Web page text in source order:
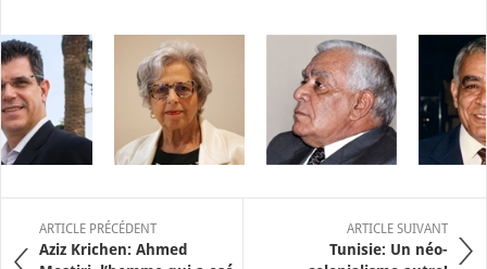
ARTICLE PRÉCÉDENT
Aziz Krichen: Ahmed
ARTICLE SUIVANT
Tunisie: Un néo-